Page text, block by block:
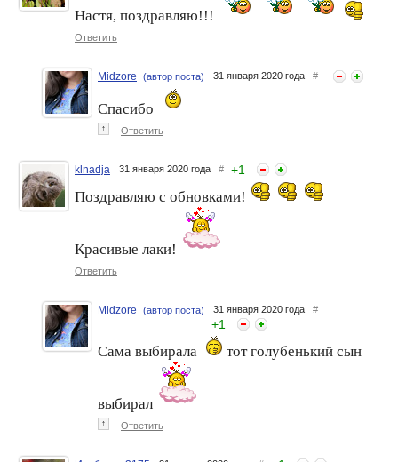
Настя, поздравляю!!!
Ответить
Midzore (автор поста) 31 января 2020 года #
Спасибо
↑ Ответить
klnadja 31 января 2020 года # +1
Поздравляю с обновками!
Красивые лаки!
Ответить
Midzore (автор поста) 31 января 2020 года #
+1
Сама выбирала тот голубенький сын
выбирал
↑ Ответить